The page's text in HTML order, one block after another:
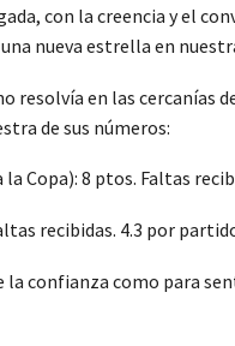
con la creencia y el
nueva estrella en
resolvía en las
de sus números:
Copa): 8 ptos. Faltas
recibidas. 4.3 por
confianza como para